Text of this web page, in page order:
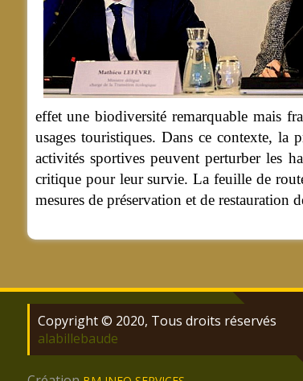
effet une biodiversité remarquable mais
usages touristiques. Dans ce contexte, la
activités sportives peuvent perturber les
critique pour leur survie. La feuille de
mesures de préservation et de restauration
Copyright © 2020, Tous droits réservés
alabillebaude